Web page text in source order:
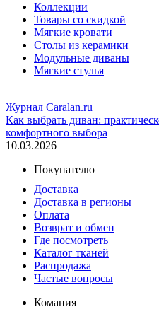
Коллекции
Товары со скидкой
Мягкие кровати
Столы из керамики
Модульные диваны
Мягкие стулья
Журнал Caralan.ru
Как выбрать диван:
комфортного выбора
10.03.2026
Покупателю
Доставка
Доставка в регионы
Оплата
Возврат и обмен
Где посмотреть
Каталог тканей
Распродажа
Частые вопросы
Комания